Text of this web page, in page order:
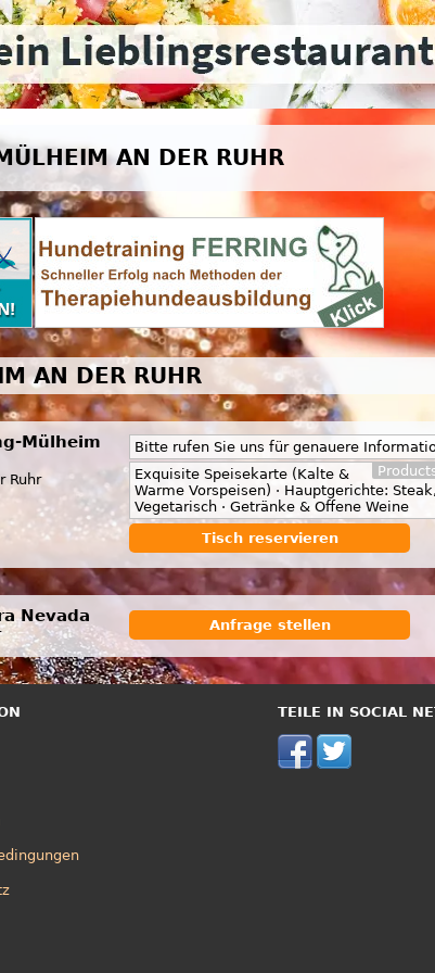
AN DER RUHR
AN DER RUHR
Mülheim
Ruhr
Bitte rufen Sie uns für genauere
Exquisite Speisekarte (Kalte &
Warme Vorspeisen) · Hauptgerichte:
Vegetarisch · Getränke & Offene Weine
Tisch reservieren
Nevada Anfrage stellen
TEILE IN SOCIAL